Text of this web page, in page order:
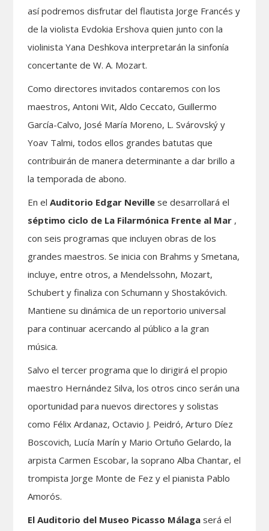
así podremos disfrutar del flautista Jorge Francés y
de la violista Evdokia Ershova quien junto con la
violinista Yana Deshkova interpretarán la sinfonía
concertante de W. A. Mozart.
Como directores invitados contaremos con los
maestros, Antoni Wit, Aldo Ceccato, Guillermo
García-Calvo, José María Moreno, L. Svárovský y
Yoav Talmi, todos ellos grandes batutas que
contribuirán de manera determinante a dar brillo a
la temporada de abono.
En el Auditorio Edgar Neville se desarrollará el
séptimo ciclo de La Filarmónica Frente al Mar ,
con seis programas que incluyen obras de los
grandes maestros. Se inicia con Brahms y Smetana,
incluye, entre otros, a Mendelssohn, Mozart,
Schubert y finaliza con Schumann y Shostakóvich.
Mantiene su dinámica de un reportorio universal
para continuar acercando al público a la gran
música.
Salvo el tercer programa que lo dirigirá el propio
maestro Hernández Silva, los otros cinco serán una
oportunidad para nuevos directores y solistas
como Félix Ardanaz, Octavio J. Peidró, Arturo Díez
Boscovich, Lucía Marín y Mario Ortuño Gelardo, la
arpista Carmen Escobar, la soprano Alba Chantar, el
trompista Jorge Monte de Fez y el pianista Pablo
Amorós.
El Auditorio del Museo Picasso Málagaserá el